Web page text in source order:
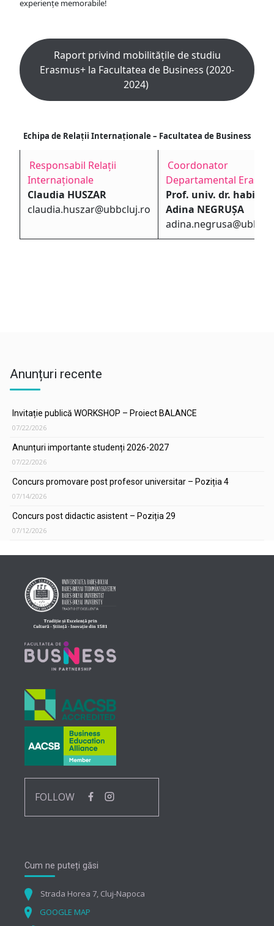
experiențe memorabile!
Raport privind mobilitățile de studiu
Erasmus+ la Facultatea de Business (2020-
2024)
Echipa de Relații Internaționale – Facultatea de Business
Responsabil Relații
Internaționale
Claudia HUSZAR
claudia.huszar@ubbcluj.ro
Coordonator
Departamental
Prof. univ. dr. habil.
Adina NEGRUȘA
Anunțuri recente
Invitație publică WORKSHOP – Proiect BALANCE
07/22/2026
Anunțuri importante studenți 2026-2027
07/22/2026
Concurs promovare post profesor universitar – Poziția 4
07/14/2026
Concurs post didactic asistent – Poziția 29
07/12/2026
FOLLOW
Cum ne puteți găsi
Strada Horea 7, Cluj-Napoca
GOOGLE MAP